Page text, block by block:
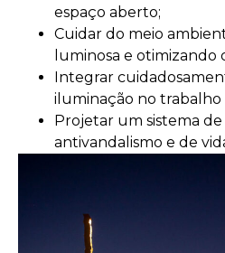
espaço aberto;
Cuidar do meio
luminosa e otimizando
Integrar
iluminação no
Projetar um sistema
antivandalismo e de